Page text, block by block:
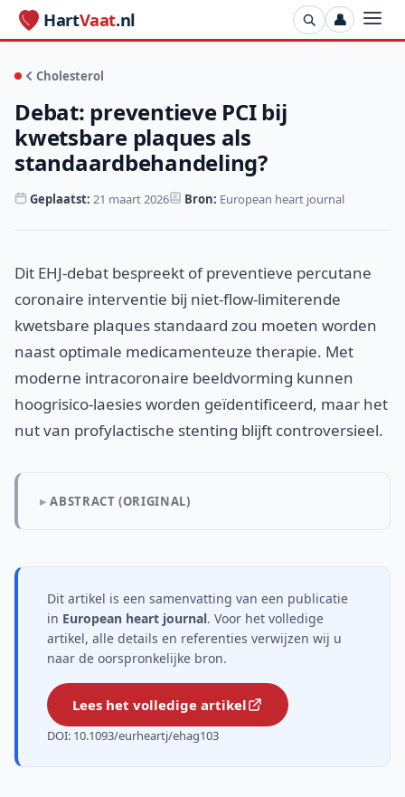
HartVaat.nl 👤
Cholesterol
Debat: preventieve PCI bij
kwetsbare plaques als
standaardbehandeling?
Geplaatst: 21 maart 2026 Bron: European heart journal
Dit EHJ-debat bespreekt of preventieve percutane
coronaire interventie bij niet-flow-limiterende
kwetsbare plaques standaard zou moeten worden
naast optimale medicamenteuze therapie. Met
moderne intracoronaire beeldvorming kunnen
hoogrisico-laesies worden geïdentificeerd, maar het
nut van profylactische stenting blijft controversieel.
ABSTRACT (ORIGINAL)
Dit artikel is een samenvatting van een publicatie
in European heart journal. Voor het volledige
artikel, alle details en referenties verwijzen wij u
naar de oorspronkelijke bron.
Lees het volledige artikel
DOI: 10.1093/eurheartj/ehag103